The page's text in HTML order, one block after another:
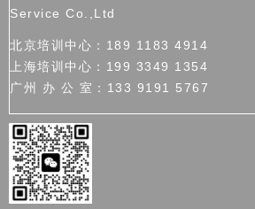
Service Co.,Ltd
北京培训中心：189 1183 4914
上海培训中心：199 3349 1354
广州 办 公 室：133 9191 5767